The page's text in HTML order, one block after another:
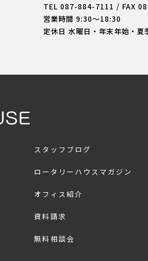
TEL087-884-7111 / FAX
営業時間 9:30〜18:30
定休日 水曜日・年末年始・夏
スタッフブログ
ロータリーハウスマガジン
オフィス紹介
資料請求
無料相談会